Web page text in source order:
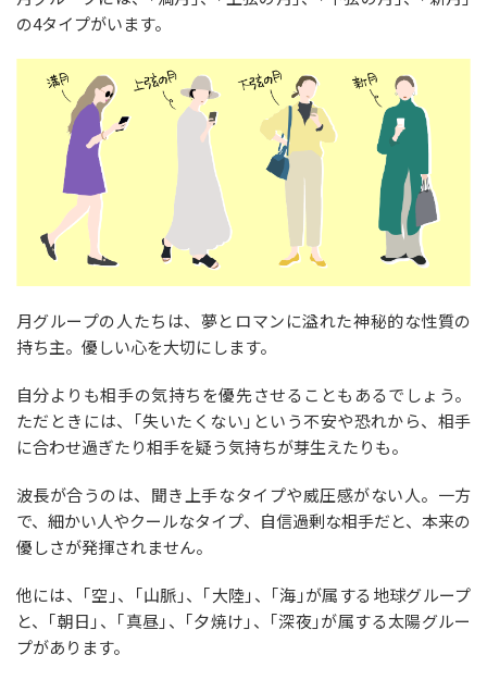
の4タイプがいます。
月グループの人たちは、夢とロマンに溢れた神秘的な性質の
持ち主。優しい心を大切にします。
自分よりも相手の気持ちを優先させることもあるでしょう。
ただときには、｢失いたくない｣という不安や恐れから、相手
に合わせ過ぎたり相手を疑う気持ちが芽生えたりも。
波長が合うのは、聞き上手なタイプや威圧感がない人。一方
で、細かい人やクールなタイプ、自信過剰な相手だと、本来の
優しさが発揮されません。
他には、｢空｣、｢山脈｣、｢大陸｣、｢海｣が属する地球グループ
と、｢朝日｣、｢真昼｣、｢夕焼け｣、｢深夜｣が属する太陽グルー
プがあります。